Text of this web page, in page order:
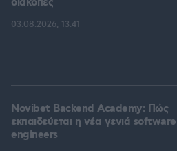
διακοπές
03.08.2026, 13:41
Novibet Backend Academy: Πώς
εκπαιδεύεται η νέα γενιά software
engineers